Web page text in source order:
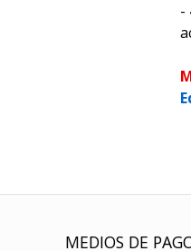
-
MEDIOS DE